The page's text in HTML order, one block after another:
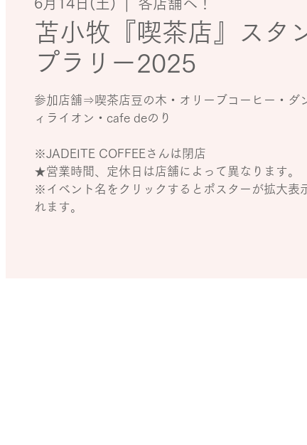
苫小牧『喫茶店』スタ
プラリー2025
参加店舗⇒喫茶店豆の木・オリーブコーヒー・ダ
ィライオン・cafe deのり
※JADEITE COFFEEさんは閉店
★営業時間、定休日は店舗によって異なります。
※イベント名をクリックするとポスターが拡大表
れます。